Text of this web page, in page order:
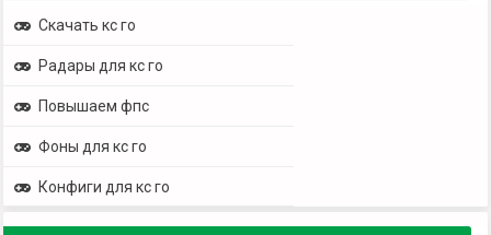
Скачать кс го
Радары для кс го
Повышаем фпс
Фоны для кс го
Конфиги для кс го